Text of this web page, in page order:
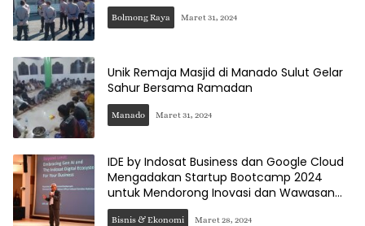
Bolmong Raya Maret 31, 2024
Unik Remaja Masjid di Manado Sulut Gelar
Sahur Bersama Ramadan
Manado Maret 31, 2024
IDE by Indosat Business dan Google Cloud
Mengadakan Startup Bootcamp 2024
untuk Mendorong Inovasi dan Wawasan
Teknologi di Kalangan Bisnis Rintisan
Bisnis & Ekonomi Maret 28, 2024